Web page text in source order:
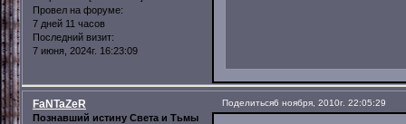
Провел на форуме:
7 дней 11 часов
Последний визит:
7 июня, 2024г. 16:23:09
Поделиться6 ноября, 2010г. 22:05:29
FaNTaZeR
Познавший истину Света и Тьмы